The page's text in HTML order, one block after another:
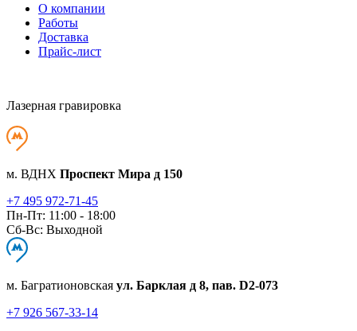
О компании
Работы
Доставка
Прайс-лист
Лазерная гравировка
м. ВДНХ Проспект Мира д 150
+7 495 972-71-45
Пн-Пт: 11:00 - 18:00
Сб-Вс: Выходной
м. Багратионовская ул. Барклая д 8, пав. D2-073
+7 926 567-33-14